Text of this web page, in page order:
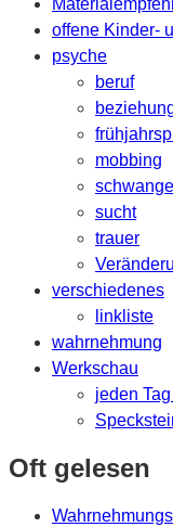
offene Kinder-
psyche
beruf
mobbing
sucht
trauer
verschiedenes
linkliste
wahrnehmung
Werkschau
jeden
Oft gelesen